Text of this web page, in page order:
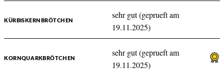
KÜRBISKERNBRÖTCHEN
sehr gut (geprueft am
19.11.2025)
KORNQUARKBRÖTCHEN
sehr gut (geprueft am
19.11.2025)